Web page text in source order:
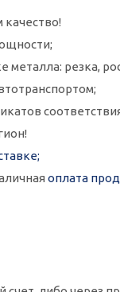
резка,
оплата